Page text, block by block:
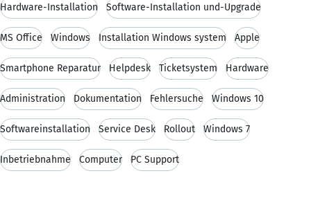
Hardware-Installation Software-Installation und-Upgrade
MS Office Windows Installation Windows system Apple
Smartphone Reparatur Helpdesk Ticketsystem Hardware
Administration Dokumentation Fehlersuche Windows 10
Softwareinstallation Service Desk Rollout Windows 7
Inbetriebnahme Computer PC Support